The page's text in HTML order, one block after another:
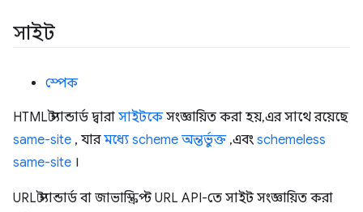
সাইট
স্পেক
HTML স্ট্যান্ডার্ড দ্বারা সাইটকেসংজ্ঞায়িত করা হয়, এর সাথে রয়েছে
same-site , যারমধ্যে scheme অন্তর্ভুক্ত, এবং schemeless
same-site ।
URL স্ট্যান্ডার্ড বা জাভাস্ক্রিপ্ট URL API-তে সাইট সংজ্ঞায়িত করা